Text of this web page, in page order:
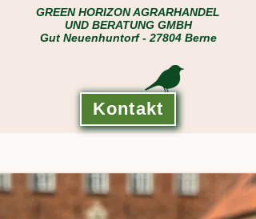
GREEN HORIZON AGRARHANDEL
UND BERATUNG GMBH
Gut Neuenhuntorf - 27804 Berne
Kontakt